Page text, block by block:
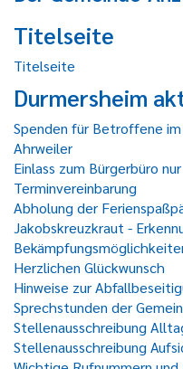
Titelseite
Titelseite
Durmersheim
Spenden für Betroffene
Ahrweiler
Einlass zum Bürgerbüro
Terminvereinbarung
Abholung der
Jakobskreuzkraut -
Herzlichen Glückwunsch
Hinweise zur
Sprechstunden der
Stellenausschreibung
Stellenausschreibung